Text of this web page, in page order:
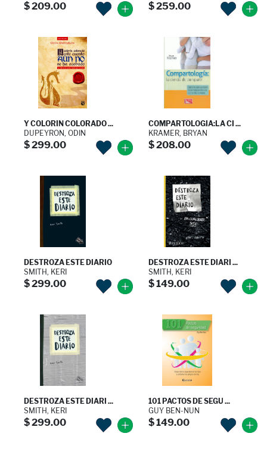
$ 209.00 $ 259.00
Y COLORIN COLORADO ...
DUPEYRON, ODIN
$ 299.00
COMPARTOLOGIA:LA CI ...
KRAMER, BRYAN
$ 208.00
DESTROZA ESTE DIARIO
SMITH, KERI
$ 299.00
DESTROZA ESTE DIARI ...
SMITH, KERI
$ 149.00
DESTROZA ESTE DIARI ...
SMITH, KERI
$ 299.00
101 PACTOS DE SEGU ...
GUY BEN-NUN
$ 149.00